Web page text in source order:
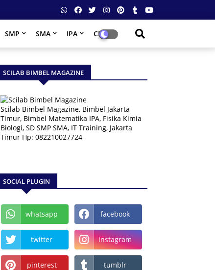
SMP SMA IPA CPNS
SCILAB BIMBEL MAGAZINE
Scilab Bimbel Magazine, Bimbel Jakarta
Timur, Bimbel Matematika IPA, Fisika Kimia
Biologi, SD SMP SMA, IT Training, Jakarta
Timur Hp: 082210027724
SOCIAL PLUGIN
whatsapp facebook
twitter instagram
pinterest tumblr